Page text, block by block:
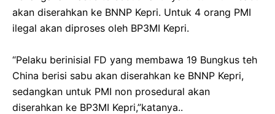
akan diserahkan ke BNNP Kepri. Untuk 4 orang PMI
ilegal akan diproses oleh BP3MI Kepri.
“Pelaku berinisial FD yang membawa 19 Bungkus teh
China berisi sabu akan diserahkan ke BNNP Kepri,
sedangkan untuk PMI non prosedural akan
diserahkan ke BP3MI Kepri,”katanya..